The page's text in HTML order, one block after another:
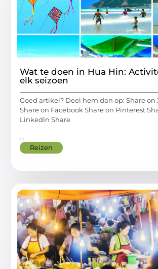
Wat te doen in Hua Hin:
elk seizoen
Goed artikel? Deel hem dan op: Share on
Share on Facebook Share on Pinterest
LinkedIn Share
...
Reizen